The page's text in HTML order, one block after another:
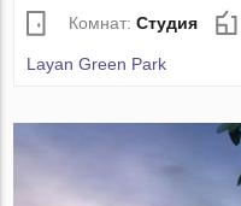
Комнат:Студия
Layan Green Park